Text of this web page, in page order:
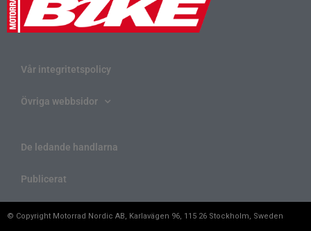
Vår integritetspolicy
Övriga webbsidor
De ledande handlarna
Publicerat
© Copyright Motorrad Nordic AB, Karlavägen 96, 115 26 Stockholm, Sweden